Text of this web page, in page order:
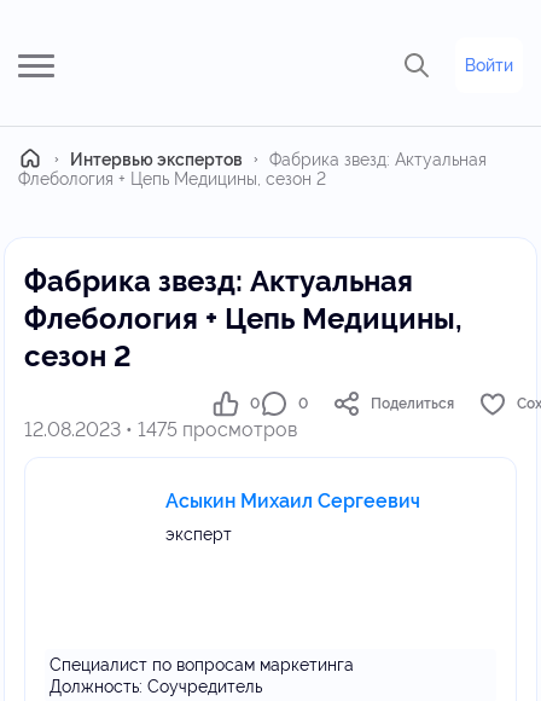
Войти
ГлавнаяИнтервью экспертов
Фабрика звезд: Актуальная
Флебология + Цепь Медицины, сезон 2
Фабрика звезд: Актуальная
Флебология + Цепь Медицины,
сезон 2
12.08.2023 • 1475 просмотров
0 0 Поделиться
Асыкин Михаил Сергеевич
эксперт
Специалист по вопросам маркетинга
Должность: Соучредитель